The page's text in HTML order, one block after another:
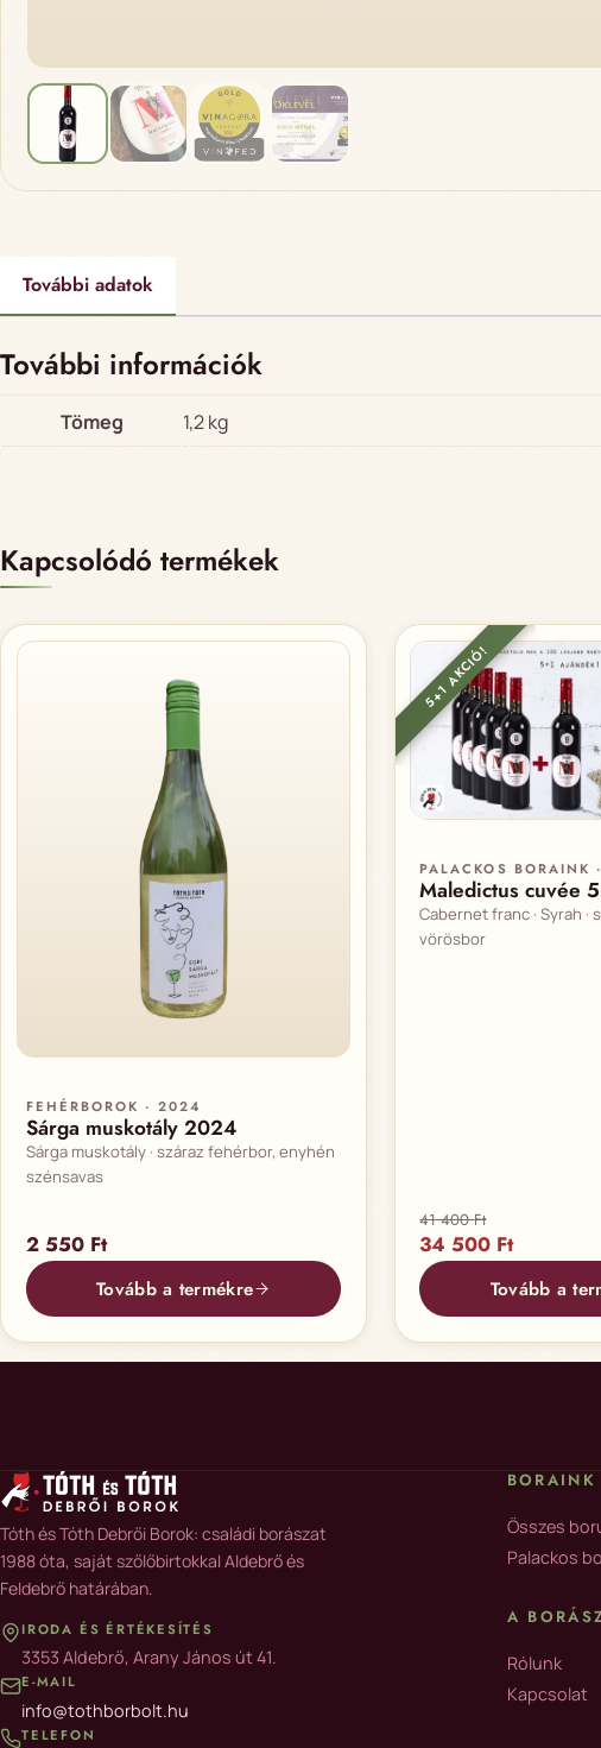
További adatok
További információk
Tömeg 1,2 kg
Kapcsolódó termékek
FEHÉRBOROK · 2024
Sárga muskotály 2024
Sárga muskotály · száraz fehérbor, enyhén
szénsavas
2 550 Ft
Tovább a termékre
5+1 AKCIÓ!
PALACKOS BORAINK
Maledictus cuvée
Cabernet franc · Syrah
vörösbor
41 400Ft
Original price was:
34 500 FtCurrent
Tovább a
Tóth és Tóth Debrői Borok: családi borászat
1988 óta, saját szőlőbirtokkal Aldebrő és
Feldebrő határában.
IRODA ÉS ÉRTÉKESÍTÉS
3353 Aldebrő, Arany János út 41.
E-MAIL
info@tothborbolt.hu
TELEFON
BORAINK
Összes
Palackos
A
Rólunk
Kapcsolat